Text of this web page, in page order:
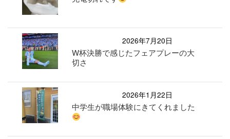
2026年7月20日
W杯決勝で感じたフェアプレーの大
切さ
2026年1月22日
中学生が職場体験にきてくれました